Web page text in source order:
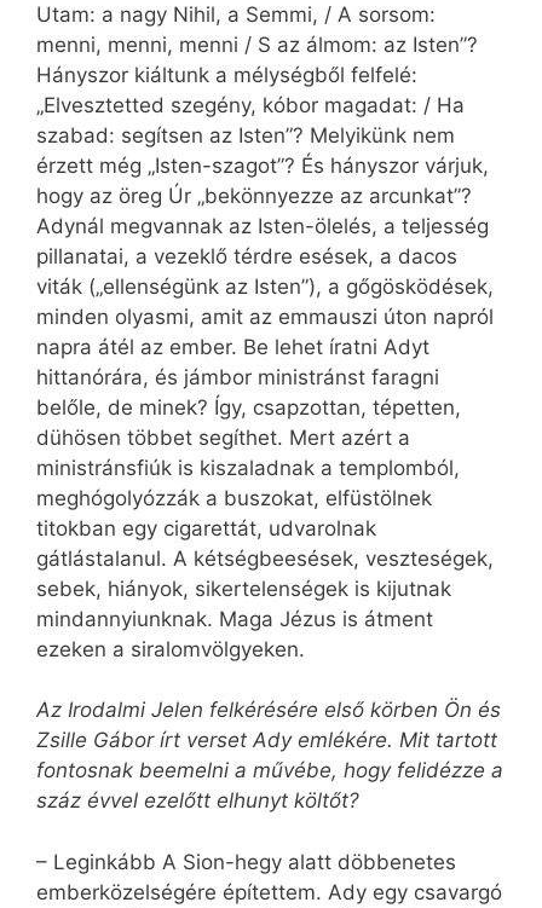
Utam: a nagy Nihil, a Semmi, / A sorsom:
menni, menni, menni / S az álmom: az Isten”?
Hányszor kiáltunk a mélységből felfelé:
„Elvesztetted szegény, kóbor magadat: / Ha
szabad: segítsen az Isten”? Melyikünk nem
érzett még „Isten-szagot”? És hányszor várjuk,
hogy az öreg Úr „bekönnyezze az arcunkat”?
Adynál megvannak az Isten-ölelés, a teljesség
pillanatai, a vezeklő térdre esések, a dacos
viták („ellenségünk az Isten”), a gőgösködések,
minden olyasmi, amit az emmauszi úton napról
napra átél az ember. Be lehet íratni Adyt
hittanórára, és jámbor ministránst faragni
belőle, de minek? Így, csapzottan, tépetten,
dühösen többet segíthet. Mert azért a
ministránsfiúk is kiszaladnak a templomból,
meghógolyózzák a buszokat, elfüstölnek
titokban egy cigarettát, udvarolnak
gátlástalanul. A kétségbeesések, veszteségek,
sebek, hiányok, sikertelenségek is kijutnak
mindannyiunknak. Maga Jézus is átment
ezeken a siralomvölgyeken.
Az Irodalmi Jelen felkérésére első körben Ön és
Zsille Gábor írt verset Ady emlékére. Mit tartott
fontosnak beemelni a művébe, hogy felidézze a
száz évvel ezelőtt elhunyt költőt?
– Leginkább A Sion-hegy alatt döbbenetes
emberközelségére építettem. Ady egy csavargó